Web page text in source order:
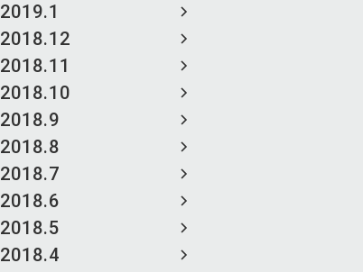
2019.1
2018.12
2018.11
2018.10
2018.9
2018.8
2018.7
2018.6
2018.5
2018.4